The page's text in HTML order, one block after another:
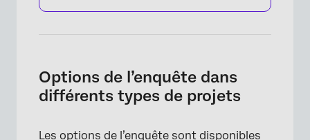
Options de l’enquête dans
différents types de projets
Les options de l’enquête sont disponibles